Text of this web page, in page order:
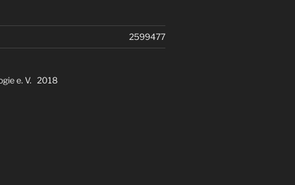
2599477
e. V. 2018